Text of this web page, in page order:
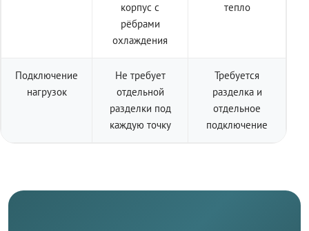
корпус с
рёбрами
охлаждения
тепло
Подключение
нагрузок
Не требует
отдельной
разделки под
каждую точку
Требуется
разделка и
отдельное
подключение